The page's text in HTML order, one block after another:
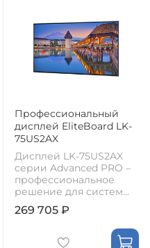
Профессиональный
дисплей EliteBoard LK-
75US2AX
Дисплей LK-75US2AX
серии Advanced PRO –
профессиональное
решение для систем...
269 705 ₽